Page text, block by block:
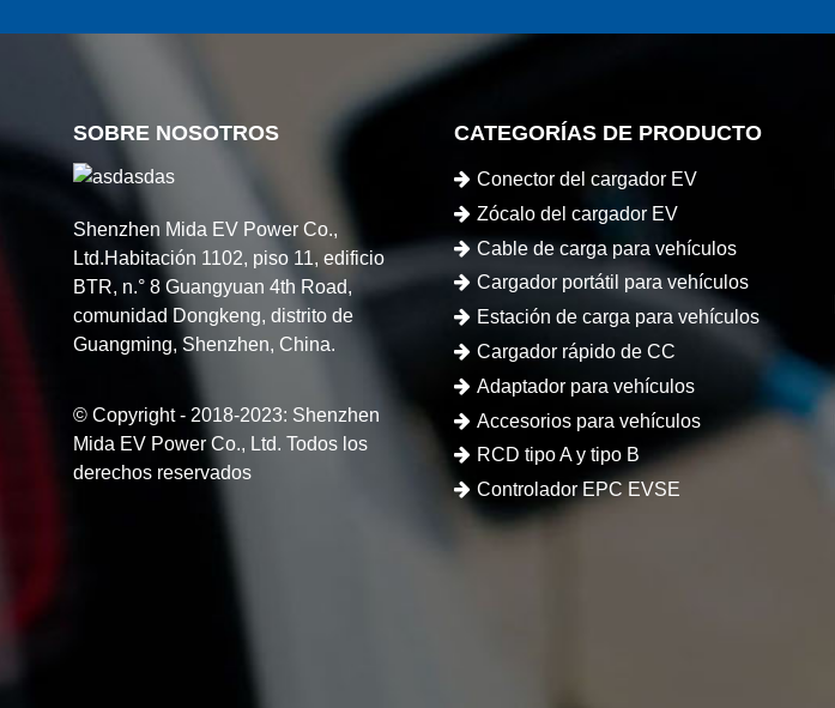
SOBRE NOSOTROS
Shenzhen Mida EV Power Co.,
Ltd.Habitación 1102, piso 11, edificio
BTR, n.° 8 Guangyuan 4th Road,
comunidad Dongkeng, distrito de
Guangming, Shenzhen, China.
© Copyright - 2018-2023: Shenzhen
Mida EV Power Co., Ltd. Todos los
derechos reservados
CATEGORÍAS DE PRODUCTO
Conector del cargador EV
Zócalo del cargador EV
Cable de carga para vehículos
eléctricos
Cargador portátil para vehículos
eléctricos
Estación de carga para vehículos
eléctricos
Cargador rápido de CC
Adaptador para vehículos
eléctricos
Accesorios para vehículos
eléctricos
RCD tipo A y tipo B
Controlador EPC EVSE